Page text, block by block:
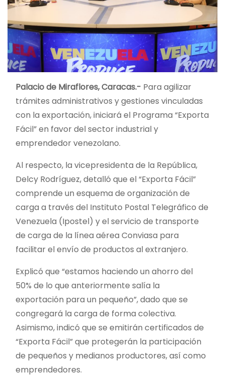
Palacio de Miraflores, Caracas.- Para agilizar
trámites administrativos y gestiones vinculadas
con la exportación, iniciará el Programa “Exporta
Fácil” en favor del sector industrial y
emprendedor venezolano.
Al respecto, la vicepresidenta de la República,
Delcy Rodríguez, detalló que el “Exporta Fácil”
comprende un esquema de organización de
carga a través del Instituto Postal Telegráfico de
Venezuela (Ipostel) y el servicio de transporte
de carga de la línea aérea Conviasa para
facilitar el envío de productos al extranjero.
Explicó que “estamos haciendo un ahorro del
50% de lo que anteriormente salía la
exportación para un pequeño”, dado que se
congregará la carga de forma colectiva.
Asimismo, indicó que se emitirán certificados de
“Exporta Fácil” que protegerán la participación
de pequeños y medianos productores, así como
emprendedores.